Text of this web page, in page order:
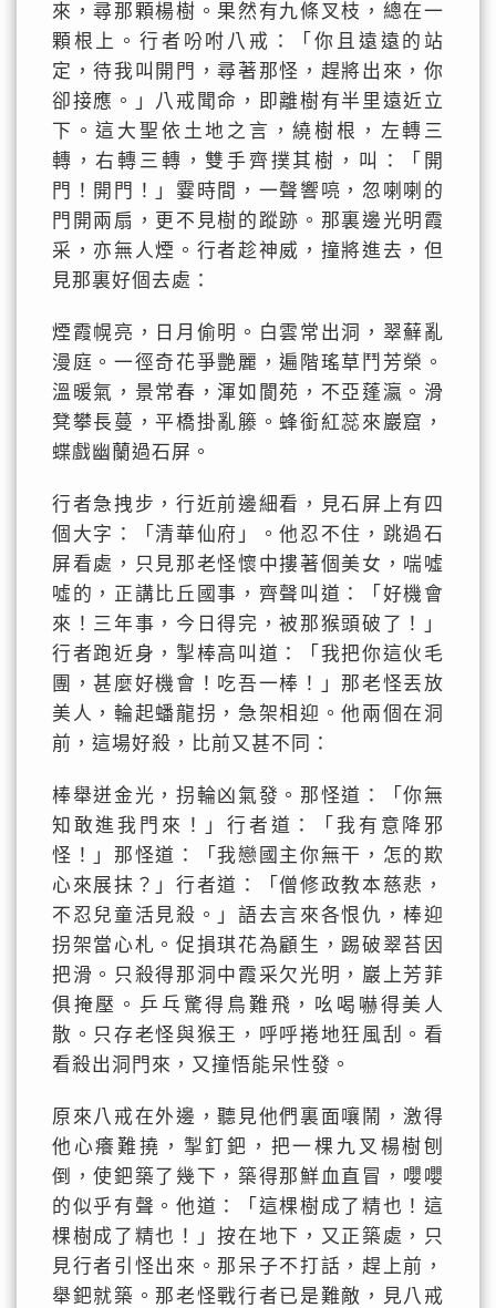
來，尋那顆楊樹。果然有九條叉枝，總在一
顆根上。行者吩咐八戒：「你且遠遠的站
定，待我叫開門，尋著那怪，趕將出來，你
卻接應。」八戒聞命，即離樹有半里遠近立
下。這大聖依土地之言，繞樹根，左轉三
轉，右轉三轉，雙手齊撲其樹，叫：「開
門！開門！」霎時間，一聲響喨，忽喇喇的
門開兩扇，更不見樹的蹤跡。那裏邊光明霞
采，亦無人煙。行者趁神威，撞將進去，但
見那裏好個去處：
煙霞幌亮，日月偷明。白雲常出洞，翠蘚亂
漫庭。一徑奇花爭艷麗，遍階瑤草鬥芳榮。
溫暖氣，景常春，渾如閬苑，不亞蓬瀛。滑
凳攀長蔓，平橋掛亂籐。蜂銜紅蕊來巖窟，
蝶戲幽蘭過石屏。
行者急拽步，行近前邊細看，見石屏上有四
個大字：「清華仙府」。他忍不住，跳過石
屏看處，只見那老怪懷中摟著個美女，喘噓
噓的，正講比丘國事，齊聲叫道：「好機會
來！三年事，今日得完，被那猴頭破了！」
行者跑近身，掣棒高叫道：「我把你這伙毛
團，甚麼好機會！吃吾一棒！」那老怪丟放
美人，輪起蟠龍拐，急架相迎。他兩個在洞
前，這場好殺，比前又甚不同：
棒舉迸金光，拐輪凶氣發。那怪道：「你無
知敢進我門來！」行者道：「我有意降邪
怪！」那怪道：「我戀國主你無干，怎的欺
心來展抹？」行者道：「僧修政教本慈悲，
不忍兒童活見殺。」語去言來各恨仇，棒迎
拐架當心札。促損琪花為顧生，踢破翠苔因
把滑。只殺得那洞中霞采欠光明，巖上芳菲
俱掩壓。乒乓驚得鳥難飛，吆喝嚇得美人
散。只存老怪與猴王，呼呼捲地狂風刮。看
看殺出洞門來，又撞悟能呆性發。
原來八戒在外邊，聽見他們裏面嚷鬧，激得
他心癢難撓，掣釘鈀，把一棵九叉楊樹刨
倒，使鈀築了幾下，築得那鮮血直冒，嚶嚶
的似乎有聲。他道：「這棵樹成了精也！這
棵樹成了精也！」按在地下，又正築處，只
見行者引怪出來。那呆子不打話，趕上前，
舉鈀就築。那老怪戰行者已是難敵，見八戒